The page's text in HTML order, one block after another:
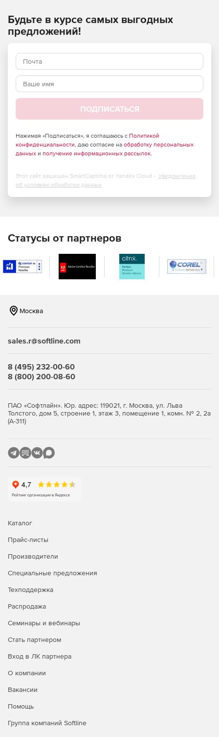
Доставка только безопасного контента внутрь
защищаемой сети.
Действенная очистка информационного потока на
уровне промежуточного узла проверки —
практически без потери быстродействия при
Эффективное противодействие проникновению
вредоносных программ любого типа.
Способность обрабатывать гигантские массивы
Значительное снижение затрат на использование
сети Интернет.
сторонние службы проверки (ICAP-протокол), со всеми
Поддержка практически всех используемых в
настоящее время отечественных и зарубежных сред
Гибкость и удобство администрирования – продукт
соответствуют политике безопасности компании.
Антивирусная проверка потоков данных при
передаче файлов (FTP-трафик) и просмотре сетевых
Единое распоряжение защитой через сетевой узел
управления единым комплексом обеспечения
Отбор прав доступа по типу содержимого, объему
Упорядочивание прав использования сетевых
Повышение быстродействия осмотра данных за счет
ознакомления.
Взаимодействие как с адресацией четвертого
зависимости от типов проверяемых файлов.
Изоляция зараженных объектов в карантине.
конфигурациями серверов защиты и получение от
них отчетов.
Будьте в курсе самых выгодных
предложений!
ПОДПИСАТЬСЯ
Нажимая «Подписаться», я соглашаюсь с Политикой
конфиденциальности, даю согласие на обработку персональных
данных и получение информационных рассылок.
Этот сайт защищен SmartCaptcha от Yandex Cloud - Уведомление
об условиях обработки данных
Статусы от партнеров
Москва
sales.r@softline.com
8 (495) 232-00-60
8 (800) 200-08-60
ПАО «Софтлайн». Юр. адрес: 119021, г. Москва, ул. Льва
Толстого, дом 5, строение 1, этаж 3, помещение 1, комн. № 2, 2а
(А-311)
Каталог
Прайс-листы
Производители
Специальные предложения
Техподдержка
Распродажа
Семинары и вебинары
Стать партнером
Вход в ЛК партнера
О компании
Вакансии
Помощь
Группа компаний Softline